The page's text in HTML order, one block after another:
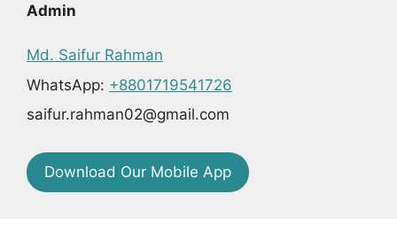
Admin
Md. Saifur Rahman
WhatsApp: +8801719541726
saifur.rahman02@gmail.com
Download Our Mobile App